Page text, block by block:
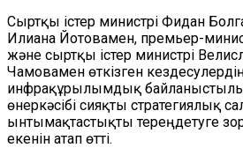
Сыртқы істер министрі Фидан
Илиана Йотовамен, премьер-
және сыртқы істер министрі
Чамовамен өткізген
инфрақұрылымдық
өнеркәсібі сияқты стратегиялық
ынтымақтастықты тереңдетуге
екенін атап өтті.